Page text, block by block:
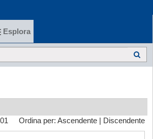
Esplora
guerre
al '68
all'internazionalizzazione
Ordina per: Ascendente Discendente